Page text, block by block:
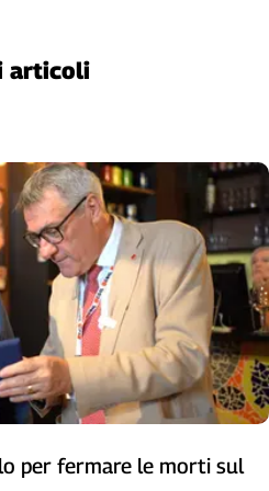
articoli
per fermare le morti sul